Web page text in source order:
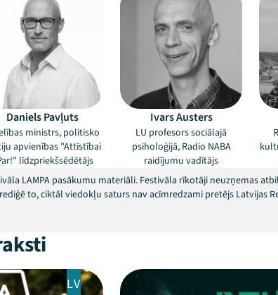
Daniels Pavļuts
ministrs, politisko
apvienības "Attīstībai
līdzpriekšsēdētājs
Ivars Austers
LU profesors sociālajā
psiholoģijā, Radio NABA
raidījumu vadītājs
LAMPA pasākumu materiāli. Festivāla rīkotāji neuzņemas
to, ciktāl viedokļu saturs nav acīmredzami pretējs Latvijas
LV